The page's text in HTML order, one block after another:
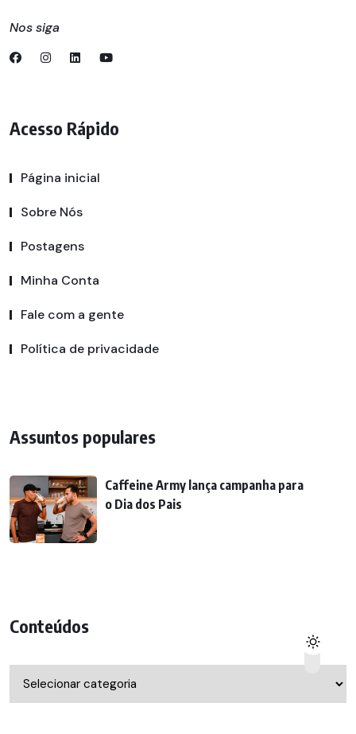
Nos siga
Acesso Rápido
Página inicial
Sobre Nós
Postagens
Minha Conta
Fale com a gente
Política de privacidade
Assuntos populares
Caffeine Army lança campanha para
o Dia dos Pais
Conteúdos
Conteúdos